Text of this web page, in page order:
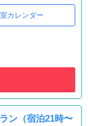
カレンダー
ン（宿泊21時〜